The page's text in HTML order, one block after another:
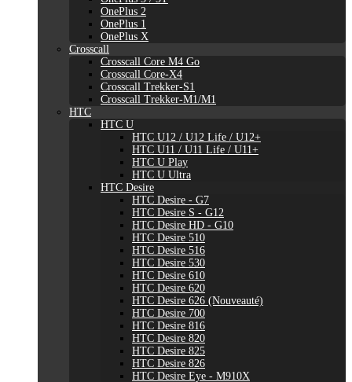
OnePlus 2
OnePlus 1
OnePlus X
Crosscall
Crosscall Core M4 Go
Crosscall Core-X4
Crosscall Trekker-S1
Crosscall Trekker-M1/M1
HTC
HTC U
HTC U12 / U12 Life / U12+
HTC U11 / U11 Life / U11+
HTC U Play
HTC U Ultra
HTC Desire
HTC Desire - G7
HTC Desire S - G12
HTC Desire HD - G10
HTC Desire 510
HTC Desire 516
HTC Desire 530
HTC Desire 610
HTC Desire 620
HTC Desire 626 (Nouveauté)
HTC Desire 700
HTC Desire 816
HTC Desire 820
HTC Desire 825
HTC Desire 826
HTC Desire Eye - M910X